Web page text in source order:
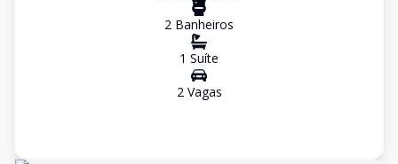
2 Banheiros
1 Suíte
2Vagas